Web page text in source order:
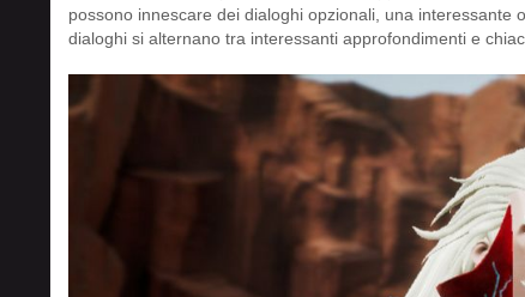
possono innescare dei dialoghi opzionali, una
dialoghi si alternano tra interessanti approfondimenti e